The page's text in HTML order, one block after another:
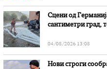
Сцени од
сантиметри град,
04/08/2026 13:08
Нови строги